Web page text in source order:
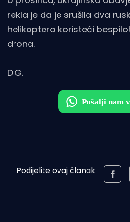
rekla je da je srušila dva
helikoptera koristeći
drona.
D.G.
Podijelite ovaj članak